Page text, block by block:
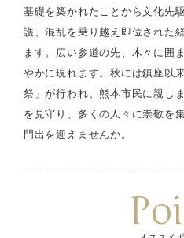
基礎を築かれたことから文化先
護、混乱を乗り越え即位された
ます。広い参道の先、木々に囲
やかに現れます。秋には鎮座以
祭」が行われ、熊本市民に親し
を見守り、多くの人々に崇敬を
門出を迎えませんか。